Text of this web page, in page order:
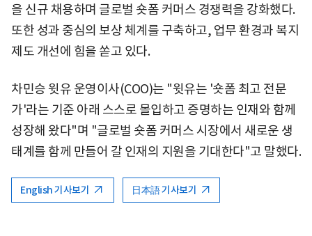
을 신규 채용하며 글로벌 숏폼 커머스 경쟁력을 강화했다.
또한 성과 중심의 보상 체계를 구축하고, 업무 환경과 복지
제도 개선에 힘을 쏟고 있다.
차민승 윗유 운영이사(COO)는 "윗유는 '숏폼 최고 전문
가'라는 기준 아래 스스로 몰입하고 증명하는 인재와 함께
성장해 왔다"며 "글로벌 숏폼 커머스 시장에서 새로운 생
태계를 함께 만들어 갈 인재의 지원을 기대한다"고 말했다.
English 기사보기 日本語 기사보기